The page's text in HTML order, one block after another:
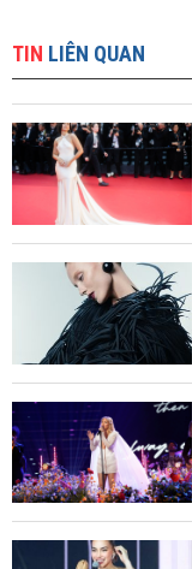
TIN LIÊN QUAN